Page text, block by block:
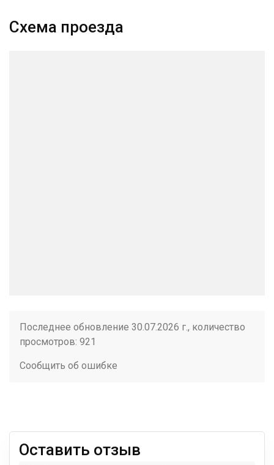
Схема проезда
Последнее обновление 30.07.2026 г., количество
просмотров: 921
Сообщить об ошибке
Оставить отзыв